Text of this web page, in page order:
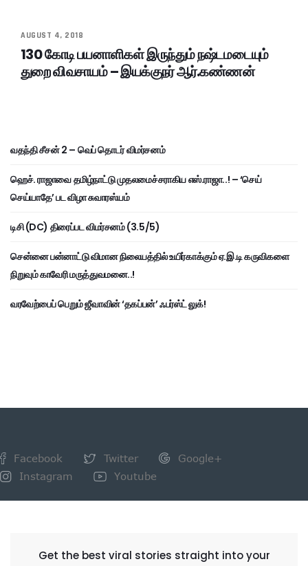
AUGUST 4, 2018
130 கோடி பயனாளிகள் இருந்தும் நஷ்டமடையும்
துறை விவசாயம் – இயக்குநர் ஆர்.கண்ணன்
வதந்தி சீசன் 2 – வெப் தொடர் விமர்சனம்
ஹெச். ராஜாவை தமிழ்நாட்டு முதலமைச்சராகிய எஸ்.ராஜா..! – ‘செய்
செய்யாதே’ பட விழா சுவாரஸ்யம்
டிசி (DC) திரைப்பட விமர்சனம் (3.5/5)
சென்னை பன்னாட்டு விமான நிலையத்தில் உயிர்காக்கும் ஏ.இ.டி கருவிகளை
நிறுவும் காவேரி மருத்துவமனை..!
வரவேற்பைப் பெறும் ஜீவாவின் ‘தகப்பன்’ ஃபர்ஸ்ட் லுக்!
Facebook Twitter
Google+
Instagram
Youtube
Get the best viral stories straight into your